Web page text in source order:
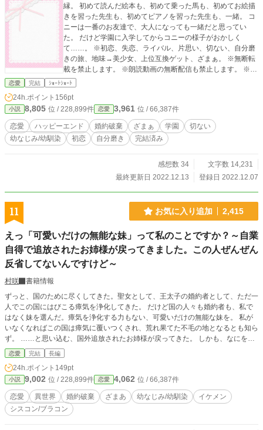
縁。 初めて読んだ絵本も、初めて乗った馬も、初めてお絵描
きを習った先生も、初めてピアノを習った先生も、一緒。 コ
ニーは一番のお友達で、大人になっても一緒だと思ってい
た。 だけど学園に入学してからコニーの様子がおかしく
て……。 ※初恋、失恋、ライバル、片思い、切ない、自分磨
きの旅、地味→美少女、上位互換ゲット、ざまぁ。 ※無断転
載を禁止します。 ※朗読動画の無断配信も禁止します。 ※他
サイトにも投稿しています。 ※表紙素材はあぐりりんこ様よ
ほろん」 ※小説家になろうで2022年11月19日昼日間ランキ
ング総合7位まで上がった作品です！
恋愛 完結 ｼｮｰﾄｼｮｰﾄ
24h.ポイント 156pt
小説 8,805 位 / 228,899件 恋愛 3,961 位 / 66,387件
恋愛 ハッピーエンド 婚約破棄 ざまぁ 学園
切ない
幼なじみ/幼馴染
初恋 自分磨き 完結済み
感想数 34
文字数 14,231
最終更新日 2022.12.13
登録日 2022.12.07
11 お気に入り追加 2,415
えっ「可愛いだけの無能な妹」って私のことですか？～自業
自得で追放されたお姉様が戻ってきました。この人ぜんぜん
反省してないんですけど～
村咲
書籍情報
ずっと、国のために尽くしてきた。聖女として、王太子の婚約者として、ただ一
人でこの国にはびこる瘴気を浄化してきた。 だけど国の人々も婚約者も、私で
はなく妹を選んだ。瘴気を浄化する力もない、可愛いだけの無能な妹を。 私が
いなくなればこの国は瘴気に覆いつくされ、荒れ果てた不毛の地となるとも知ら
ず。 ……と思い込む、国外追放されたお姉様が戻ってきた。 しかも、なにを血
迷ったか隣国の皇子なんてものまで引き連れて。 えっ、私が王太子殿下や国の
人たちを誘惑した？ 嘘でお姉様の悪評を立てた？ いやいや、悪評が立ったの
も追放されたのも、全部あなたの自業自得ですからね？
恋愛 完結 長編
24h.ポイント 149pt
小説 9,002 位 / 228,899件 恋愛 4,062 位 / 66,387件
恋愛 異世界 婚約破棄 ざまあ 幼なじみ/幼馴染
イケメン
シスコン/ブラコン